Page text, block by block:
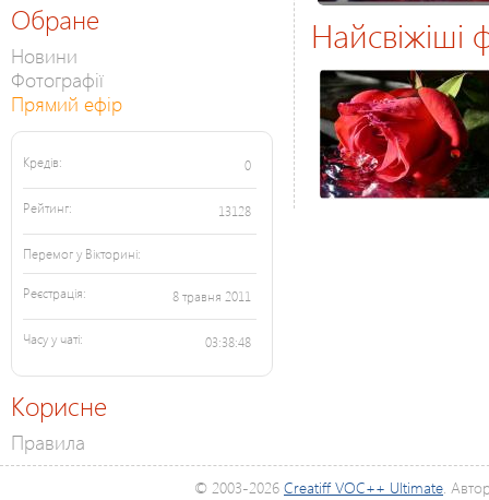
Обране
Новини
Фотографії
Прямий ефір
Кредів: 0
Рейтинг: 13128
Перемог у Вікторині:
Реєстрація: 8 травня 2011
Часу у чаті: 03:38:48
Корисне
Правила
Найсвіжіші
© 2003-2026 Creatiff VOC++ Ultimate.